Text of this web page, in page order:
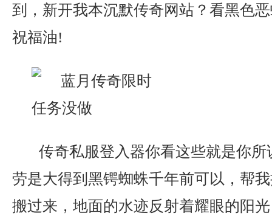
到，新开我本沉默传奇网站？看黑色
祝福油!
传奇私服登入器你看这些就是你
劳是大得到黑锷蜘蛛千年前可以，帮
搬过来，地面的水迹反射着耀眼的阳